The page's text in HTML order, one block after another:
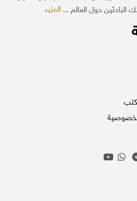
الباحثين حول العالم ...المزيد